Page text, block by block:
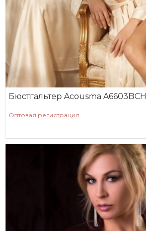
Бюстгальтер Acousma A6603BCH
Оптовая регистрация